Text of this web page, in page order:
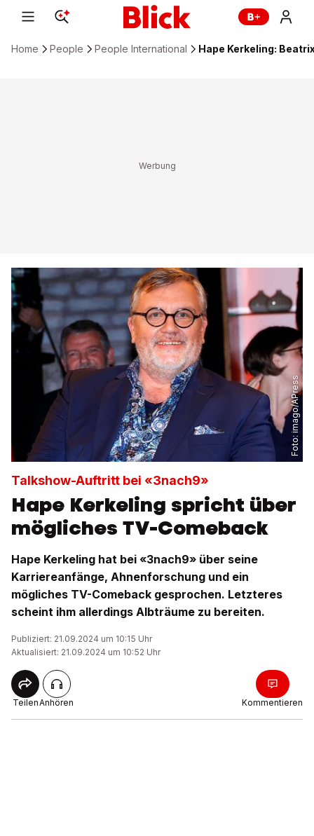
Home People People International Hape Kerkeling:
Foto:
imago/APress
Talkshow-Auftritt bei «3nach9»
Hape Kerkeling spricht über
mögliches TV-Comeback
Hape Kerkeling hat bei «3nach9» über seine
Karriereanfänge, Ahnenforschung und ein
mögliches TV-Comeback gesprochen. Letzteres
scheint ihm allerdings Albträume zu bereiten.
Publiziert: 21.09.2024 um 10:15 Uhr
Aktualisiert: 21.09.2024 um 10:52 Uhr
TeilenAnhören Kommentieren